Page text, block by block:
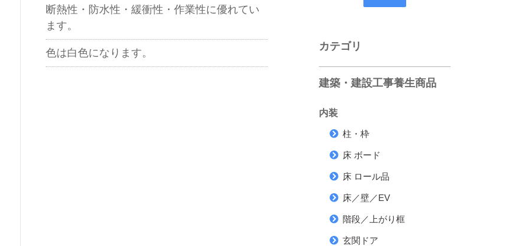
カテゴリ
建築・建設工事養生商品
内装
柱・枠
床 ボード
床 ロール品
床／壁／EV
階段／上がり框
玄関ドア
断熱性・防水性・緩衝性・作業性に優れてい
ます。
色は白色になります。